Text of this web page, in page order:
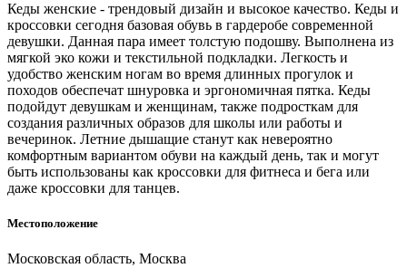
Кеды женские - трендовый дизайн и высокое качество. Кеды и
кроссовки сегодня базовая обувь в гардеробе современной
девушки. Данная пара имеет толстую подошву. Выполнена из
мягкой эко кожи и тeкстильной подкладки. Легкость и
удобство женским ногам во время длинных прогулок и
походов обеспечат шнуровка и эргономичная пятка. Кеды
подойдут девушкам и женщинам, также подросткам для
создания различных образов для школы или работы и
вечеринок. Летние дышащие станут как невероятно
комфортным вариантом обуви на каждый день, так и могут
быть использованы как кроссовки для фитнеса и бега или
даже кроссовки для танцев.
Местоположение
Московская область, Москва